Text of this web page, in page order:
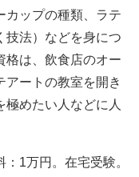
カップの種類、ラテ
技法）などを身につ
格は、飲食店のオー
アートの教室を開き
めたい人などに人
1万円。在宅受験。